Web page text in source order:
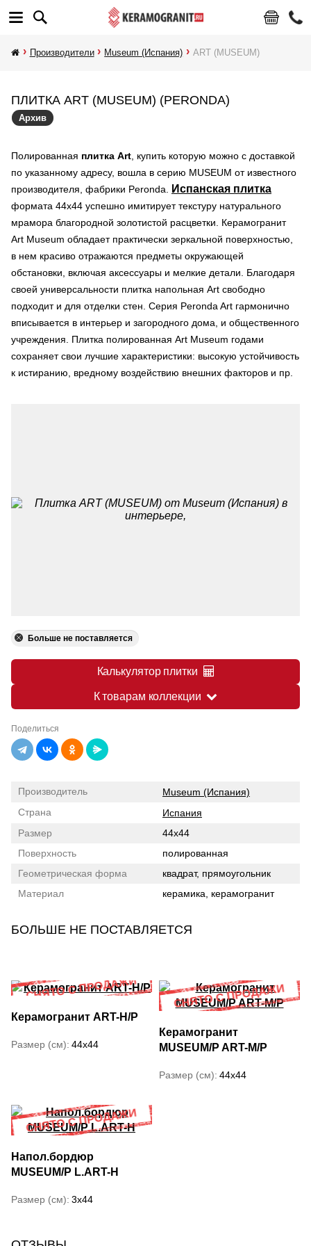
Производители Museum (Испания) ART (MUSEUM)
ПЛИТКА ART (MUSEUM) (PERONDA)
Архив
Полированная плитка Art , купить которую можно с доставкой
по указанному адресу, вошла в серию MUSEUM от известного
производителя, фабрики Peronda.
Испанская плитка
формата 44х44 успешно имитирует текстуру натурального
мрамора благородной золотистой расцветки. Керамогранит
Art Museum обладает практически зеркальной поверхностью,
в нем красиво отражаются предметы окружающей
обстановки, включая аксессуары и мелкие детали. Благодаря
своей универсальности плитка напольная Art свободно
подходит и для отделки стен. Серия Peronda Art гармонично
вписывается в интерьер и загородного дома, и общественного
учреждения. Плитка полированная Art Museum годами
сохраняет свои лучшие характеристики: высокую устойчивость
к истиранию, вредному воздействию внешних факторов и пр.
Больше не поставляется
Калькулятор плитки
К товарам коллекции
Поделиться
Производитель
Museum (Испания)
Страна
Испания
Размер
44x44
Поверхность
полированная
Геометрическая форма
квадрат, прямоугольник
Материал
керамика, керамогранит
БОЛЬШЕ НЕ ПОСТАВЛЯЕТСЯ
Керамогранит ART-H/P
Размер (см) 44x44
Керамогранит
MUSEUM/P ART-M/P
Размер (см) 44x44
Напол.бордюр
MUSEUM/P L.ART-H
Размер (см) 3x44